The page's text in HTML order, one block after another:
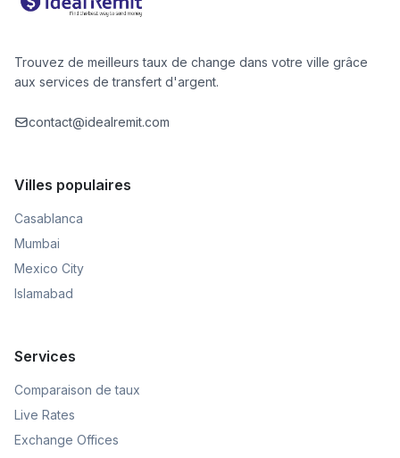
Trouvez de meilleurs taux de change dans votre ville grâce
aux services de transfert d'argent.
contact@idealremit.com
Villes populaires
Casablanca
Mumbai
Mexico City
Islamabad
Services
Comparaison de taux
Live Rates
Exchange Offices